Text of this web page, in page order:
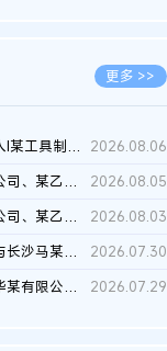
更多 >>
上诉人I某工具制品有限公司与被上诉人程某及一审被告中华人民共和...
2026.08.06
某甲公司、某乙公司、某丙公司申请诉前行为保全复议裁定书
2026.08.05
某甲公司、某乙公司、官某与某丙公司专利申请权权属纠纷 二审判决...
2026.08.03
谭某与长沙马某堆农产品股份有限公司滥用市场支配地位纠纷二审裁...
2026.07.30
杭州华某有限公司与菲某有限公司侵害发明专利权纠纷 2026.07.29